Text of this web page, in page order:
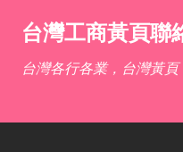
台灣工商黃頁聯
台灣各行各業，台灣黃頁